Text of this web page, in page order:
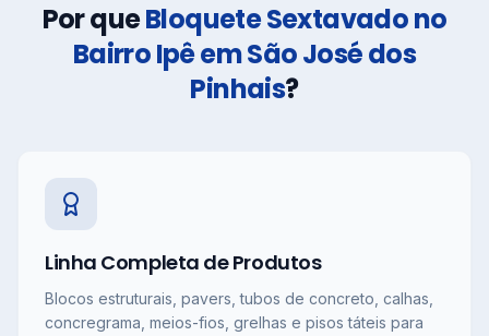
Por queBloquete Sextavado no
Bairro Ipê em São José dos
Pinhais?
Linha Completa de Produtos
Blocos estruturais, pavers, tubos de concreto, calhas,
concregrama, meios-fios, grelhas e pisos táteis para